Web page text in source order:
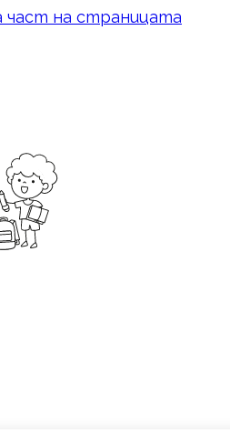
част на страницата